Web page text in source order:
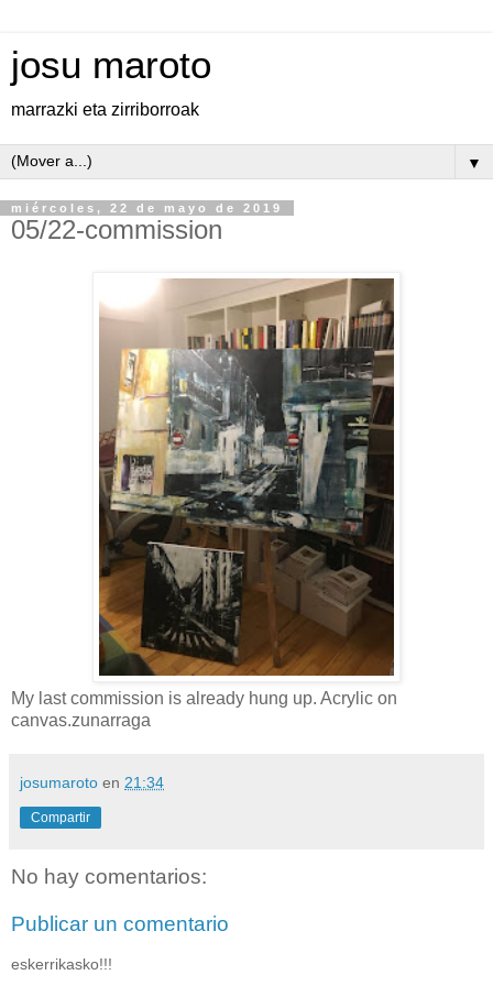
josu maroto
marrazki eta zirriborroak
▼
miércoles, 22 de mayo de 2019
05/22-commission
My last commission is already hung up. Acrylic on
canvas.zunarraga
josumaroto en 21:34
Compartir
No hay comentarios:
Publicar un comentario
eskerrikasko!!!